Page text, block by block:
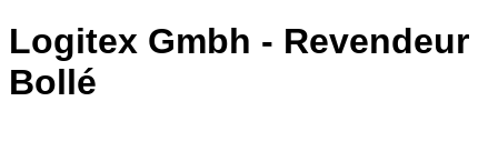
Logitex Gmbh - Revendeur
Bollé